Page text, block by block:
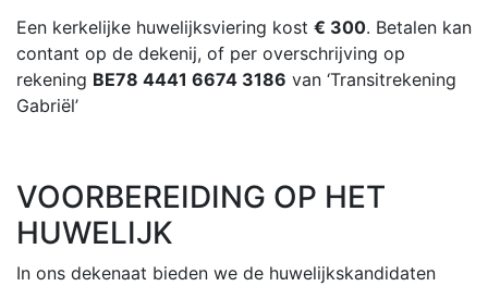
Een kerkelijke huwelijksviering kost € 300. Betalen kan
contant op de dekenij, of per overschrijving op
rekening BE78 4441 6674 3186 van ‘Transitrekening
Gabriël’
VOORBEREIDING OP HET
HUWELIJK
In ons dekenaat bieden we de huwelijkskandidaten